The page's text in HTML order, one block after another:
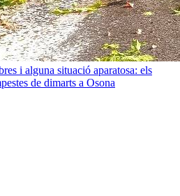
i alguna situació aparatosa: els
de dimarts a Osona